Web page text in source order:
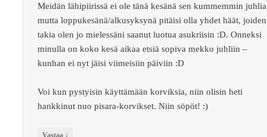
Meidän lähipiirissä ei ole tänä kesänä sen kummemmin
mutta loppukesänä/alkusyksynä pitäisi olla yhdet häät, joiden
takia olen jo mielessäni saanut luotua asukriisin :D. Onneksi
minulla on koko kesä aikaa etsiä sopiva mekko juhliin –
kunhan ei nyt jäisi viimeisiin päiviin :D
Voi kun pystyisin käyttämään korviksia, niin olisin heti
hankkinut nuo pisara-korvikset. Niin söpöt! :)
↓